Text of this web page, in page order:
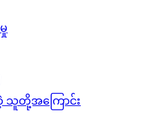
သူတို့အကြောင်း